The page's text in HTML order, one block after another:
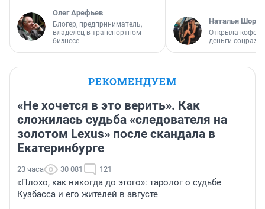
Олег Арефьев
Блогер, предприниматель,
владелец в транспортном
бизнесе
Наталья
Открыла
деньги
РЕКОМЕНДУЕМ
«Не хочется в это верить». Как
сложилась судьба «следователя на
золотом Lexus» после скандала в
Екатеринбурге
23 часа 30 081 121
«Плохо, как никогда до этого»: таролог о судьбе
Кузбасса и его жителей в августе